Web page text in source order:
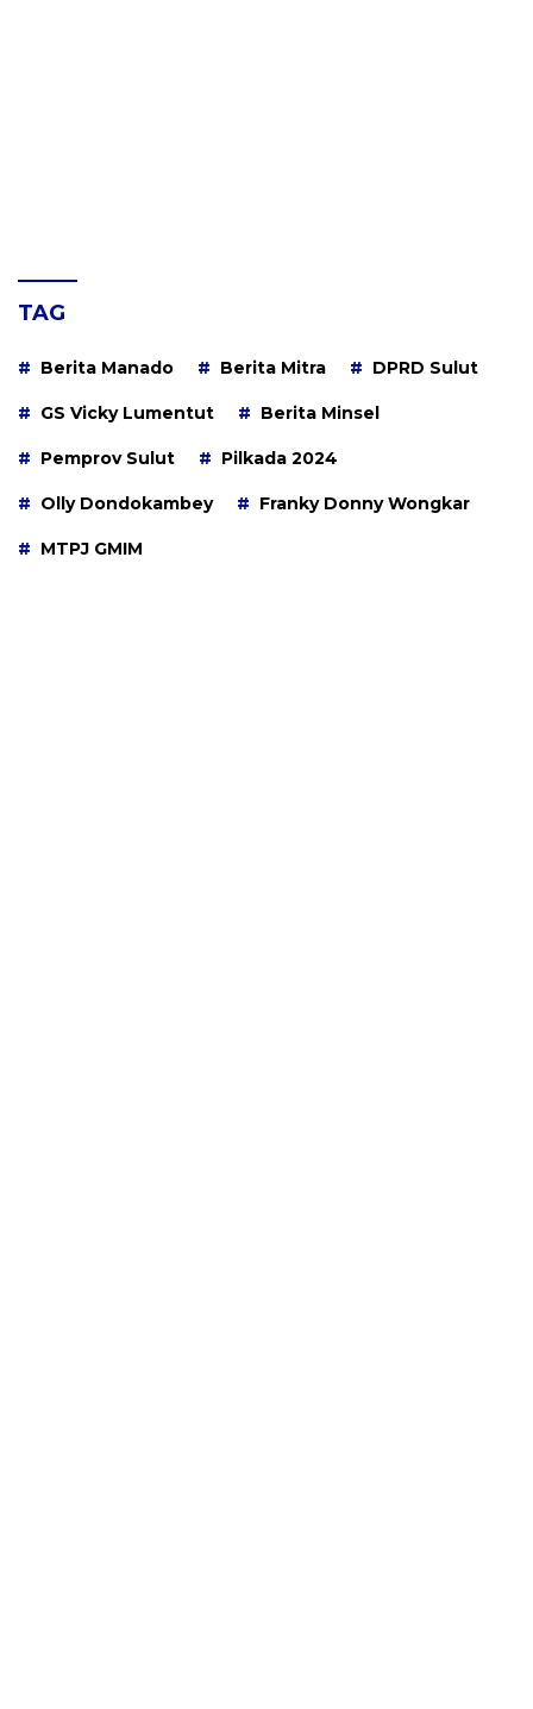
TAG
Berita Manado Berita Mitra DPRD Sulut
GS Vicky Lumentut Berita Minsel
Pemprov Sulut Pilkada 2024
Olly Dondokambey Franky Donny Wongkar
MTPJ GMIM